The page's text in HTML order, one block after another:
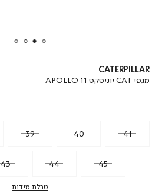
CATERPILLAR
מגפי CAT יוניסקס APOLLO 11
39 40 41
43 44 45
טבלת מידות